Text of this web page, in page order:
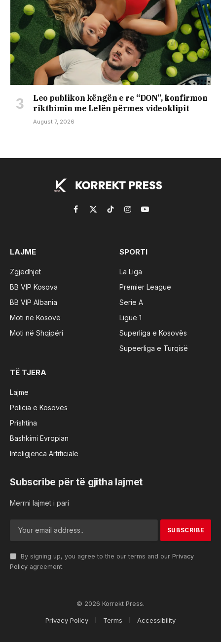
Leo publikon këngën e re “DON”, konfirmon
rikthimin me Lelën përmes videoklipit
August 7, 2026
Facebook
X
TikTokInstagramYouTube
LAJME
Zgjedhjet
BB VIP Kosova
BB VIP Albania
Moti në Kosovë
Moti në Shqipëri
SPORTI
La Liga
Premier League
Serie A
Ligue 1
Superliga e Kosovës
Supeerliga e Turqisë
TË TJERA
Lajme
Policia e Kosovës
Prishtina
Bashkimi Evropian
Inteligjenca Artificiale
Subscribe për të gjitha lajmet
Merrni lajmet i pari
By signing up, you agree to the our terms and our Privacy
Policy agreement.
© 2026 Korrekt Press.
Privacy Policy Terms Accessibility